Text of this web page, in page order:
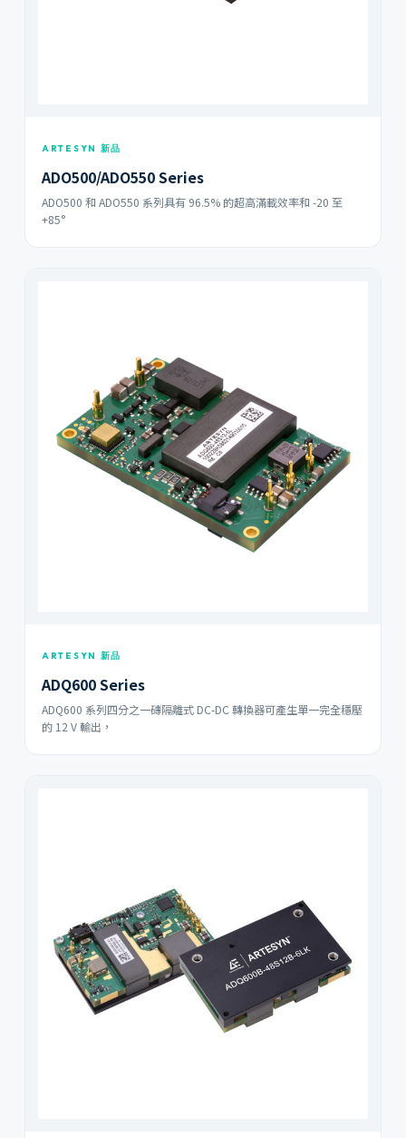
ARTESYN 新品
ADO500/ADO550 Series
ADO500 和 ADO550 系列具有 96.5% 的超高滿載效率和 -20 至
+85°
ARTESYN 新品
ADQ600 Series
ADQ600 系列四分之一磚隔離式 DC-DC 轉換器可產生單一完全穩壓
的 12 V 輸出，